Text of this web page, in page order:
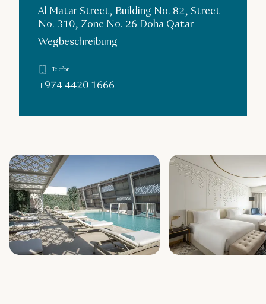
Al Matar Street, Building No. 82, Street
No. 310, Zone No. 26 Doha Qatar
Wegbeschreibung
Telefon
+974 4420 1666